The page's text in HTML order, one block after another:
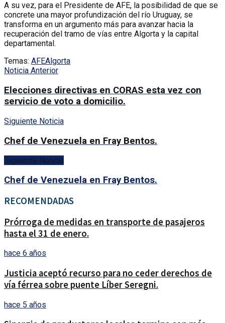
A su vez, para el Presidente de AFE, la posibilidad de que se
concrete una mayor profundización del río Uruguay, se
transforma en un argumento más para avanzar hacia la
recuperación del tramo de vías entre Algorta y la capital
departamental.
Temas: AFEAlgorta
Noticia Anterior
Elecciones directivas en CORAS esta vez con
servicio de voto a domicilio.
Siguiente Noticia
Chef de Venezuela en Fray Bentos.
Siguiente Noticia
Chef de Venezuela en Fray Bentos.
RECOMENDADAS
Prórroga de medidas en transporte de pasajeros
hasta el 31 de enero.
hace 6 años
Justicia aceptó recurso para no ceder derechos de
vía férrea sobre puente Líber Seregni.
hace 5 años